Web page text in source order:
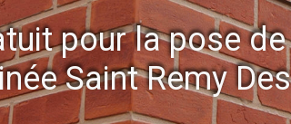
pour la pose
Saint Remy